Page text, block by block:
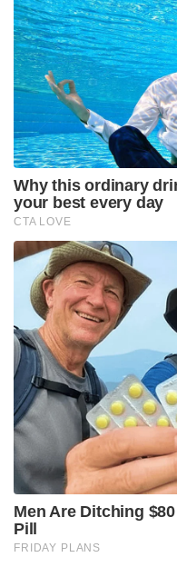
ബംഗാളിലെ ഉത്തര
ഡാർജിലിംഗ്
കോർഡിനേറ്ററായി
അദ്ദേഹത്തിന്റെ
ബിജെപിക്ക് ആദ്യ
നിർണായക
വർഷത്തിനുള്ളിൽ
അംഗങ്ങളെ
അദ്ദേഹത്തിന്
ഏഴ് വർഷം അദ്ദേഹം
സേവനമനുഷ്ഠിച്ചു.
വെല്ലുവിളി നിറഞ്ഞ
ആദ്യകാല
മഖൻലാൽ സർക്കാർ.
രൂപീകരിക്കുന്ന
വേദിയിൽ തന്നെ
പ്രധാനമന്ത്രി നരേന്ദ്ര
നേരെ
കുനിഞ്ഞ്
ചെയ്തു. തുടർന്ന്
മോദി
നടത്തുകയും ചെയ്തു.
പതിറ്റാണ്ടുകളായി